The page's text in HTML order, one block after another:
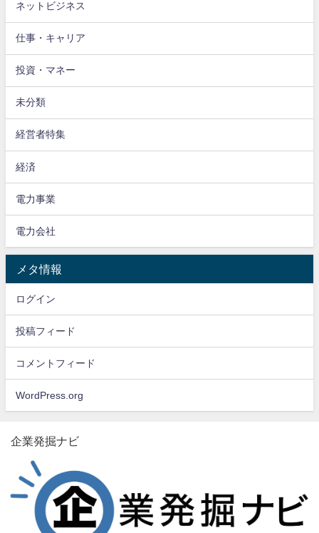
ネットビジネス
仕事・キャリア
投資・マネー
未分類
経営者特集
経済
電力事業
電力会社
メタ情報
ログイン
投稿フィード
コメントフィード
WordPress.org
企業発掘ナビ